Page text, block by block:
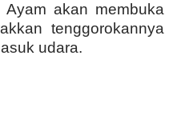
Ayam akan membuka
tenggorokannya
udara.